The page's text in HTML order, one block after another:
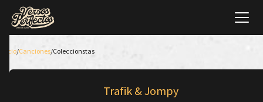
Inicio/Canciones/Coleccionstas
Trafik & Jompy